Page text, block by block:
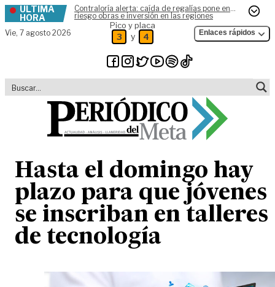
Skip to content
ÚLTIMA
HORA
Contraloría alerta: caída de regalías pone en
riesgo obras e inversión en las regiones
Vie, 7 agosto 2026
Pico y placa
3 y 4 Enlaces rápidos
Hasta el domingo hay
plazo para que jóvenes
se inscriban en talleres
de tecnología